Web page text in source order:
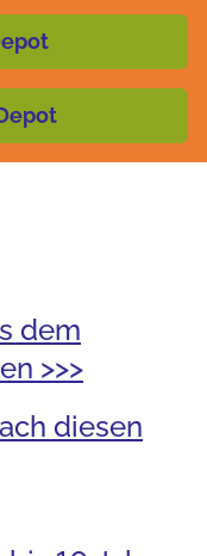
dem
>>>
diesen